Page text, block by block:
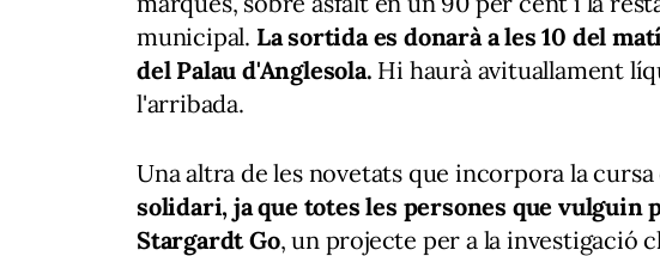
municipal. La sortida es donarà a les 10 del
del Palau d'Anglesola. Hi haurà avituallament
l'arribada.
Una altra de les novetats que incorpora la cursa
solidari, ja que totes les persones que vulguin
Stargardt Go, un projecte per a la investigació